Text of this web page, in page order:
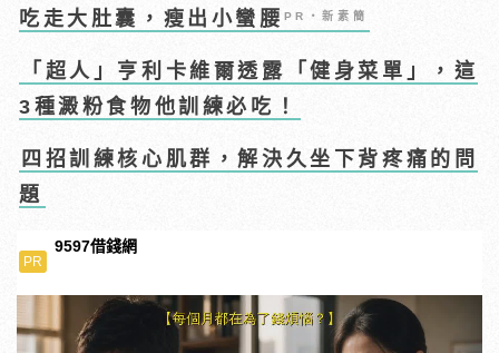
吃走大肚囊，瘦出小蠻腰 PR・新素簡
「超人」亨利卡維爾透露「健身菜單」，這
3種澱粉食物他訓練必吃！
四招訓練核心肌群，解決久坐下背疼痛的問
題
PR
9597借錢網